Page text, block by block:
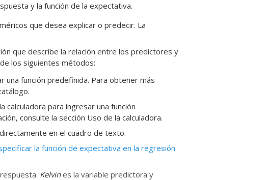
y la función de la expectativa.
que desea explicar o predecir. La
que describe la relación entre los predictores y
los siguientes métodos:
una función predefinida. Para obtener más
calculadora para ingresar una función
consulte la sección Uso de la calculadora.
en el cuadro de texto.
la función de expectativa en la regresión
Kelvines la variable predictora y